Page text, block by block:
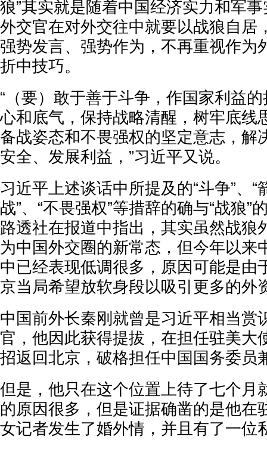
狼”其实就是随着中国经济实力和军
外交官在对外交往中就要以战狼自居
强势发言、强势作为，不再重视作为
折中技巧。
“（要）敢于善于斗争，作国家利益
心和底气，保持战略清醒，树牢底线
备战姿态和不畏强权的坚定意志，解
安全、发展利益，”习近平又说。
习近平上述谈话中所提及的“斗争”、“
战”、“不畏强权”等措辞的确与“战狼”
路透社在报道中指出，其实虽然战狼
为中国外交圈的新常态，但今年以来
中已经表现低调很多，原因可能是由
京当局希望放软身段以吸引更多的外
中国前外长秦刚就曾是习近平相当赏
官，他因此获得提拔，在担任驻美大
招返回北京，破格担任中国国务委员
但是，他只在这个位置上待了七个月
的原因很多，但是证据确凿的是他在
女记者发生了婚外情，并且有了一位